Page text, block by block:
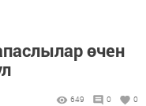
өчен
649 0 0